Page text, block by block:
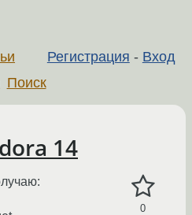
Регистрация - Вход
Поиск
14
0